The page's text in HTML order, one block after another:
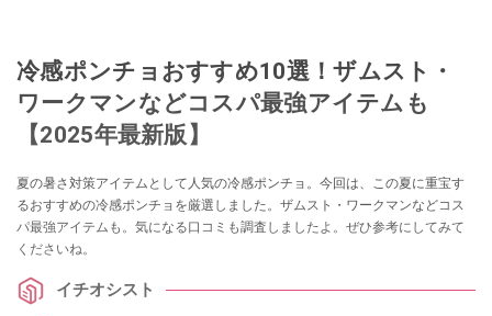
冷感ポンチョおすすめ10選！ザムスト・
ワークマンなどコスパ最強アイテムも
【2025年最新版】
夏の暑さ対策アイテムとして人気の冷感ポンチョ。今回は、この夏に重宝す
るおすすめの冷感ポンチョを厳選しました。ザムスト・ワークマンなどコス
パ最強アイテムも。気になる口コミも調査しましたよ。ぜひ参考にしてみて
くださいね。
イチオシスト